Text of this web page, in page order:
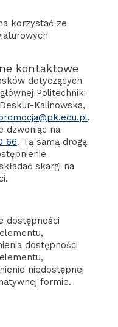
korzystać ze
kontaktowe
dotyczących
Politechniki
Kalinowska,
.
dzwoniąc na
66. Tą samą drogą
skargi na
dostępności
dostępności
niedostępnej
formie.